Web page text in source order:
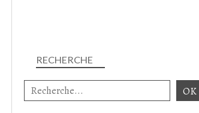
RECHERCHE